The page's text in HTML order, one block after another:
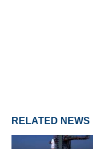
RELATED NEWS